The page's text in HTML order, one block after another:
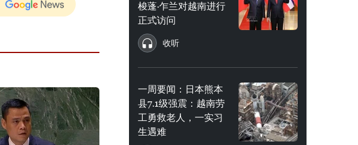
梭蓬·乍兰对越南进行
正式访问
收听
一周要闻：日本熊本
县7.1级强震：越南劳
工勇救老人，一实习
生遇难